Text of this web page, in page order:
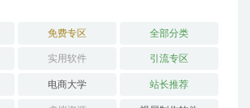
免费专区 全部分类
实用软件 引流专区
电商大学 站长推荐